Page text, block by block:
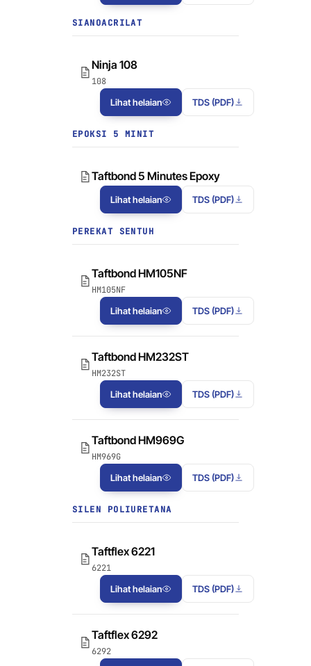
SIANOACRILAT
Ninja 108
108
Lihat helaian
TDS (PDF)
EPOKSI 5 MINIT
Taftbond 5 Minutes Epoxy
Lihat helaian TDS (PDF)
PEREKAT SENTUH
Taftbond HM105NF
HM105NF
Lihat helaian
TDS (PDF)
Taftbond HM232ST
HM232ST
Lihat helaian
TDS (PDF)
Taftbond HM969G
HM969G
Lihat helaian
TDS (PDF)
SILEN POLIURETANA
Taftflex 6221
6221
Lihat helaian
TDS (PDF)
Taftflex 6292
6292